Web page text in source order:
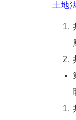
土地